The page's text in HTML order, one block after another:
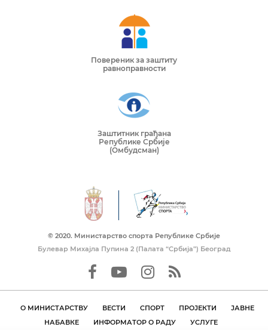
Повереник за заштиту
равноправности
Заштитник грађана
Републике Србије
(Омбудсман)
© 2020. Mинистарство спорта Републике Србије
Булевар Михајла Пупина 2 (Палата “Србија”) Београд
О МИНИСТАРСТВУ ВЕСТИ СПОРТ ПРОЈЕКТИ
ЈАВНЕ
НАБАВКЕ
ИНФОРМАТОР О РАДУ УСЛУГЕ